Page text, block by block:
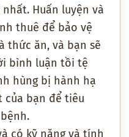
Huấn luyện và
thuê để bảo vệ
thức ăn, và bạn sẽ
bình luận tồi tệ
hùng bị hành hạ
của bạn để tiêu
có kỹ năng và tính